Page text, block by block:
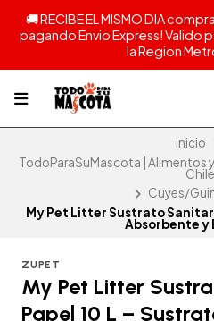
🚚 RECIBE EL MISMO DIA
pagando Envio Express! Valido
la Region
Inicio
TodoParaSuMascota | Alimentos
Chile
Cuyes/
My Pet Litter Sustrato
Absorbente y
ZUPET
My Pet Litter
Papel 10 L –